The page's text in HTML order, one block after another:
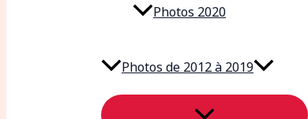
Photos 2020
Photos de 2012 à 2019